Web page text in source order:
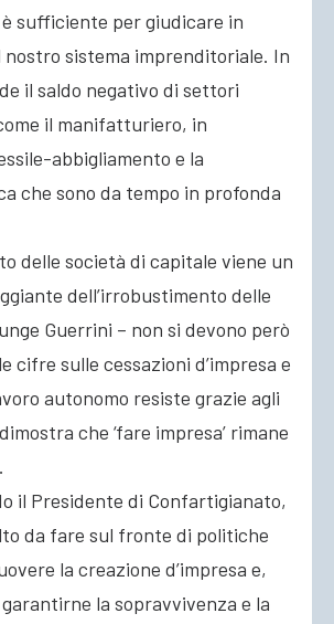
sufficiente per giudicare in
nostro sistema imprenditoriale. In
il saldo negativo di settori
il manifatturiero, in
abbigliamento e la
che sono da tempo in profonda
delle società di capitale viene un
dell’irrobustimento delle
Guerrini – non si devono però
cifre sulle cessazioni d’impresa e
autonomo resiste grazie agli
che ‘fare impresa’ rimane
il Presidente di Confartigianato,
da fare sul fronte di politiche
la creazione d’impresa e,
la sopravvivenza e la